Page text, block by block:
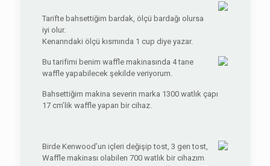
Tarifte bahsettiğim bardak, ölçü bardağı olursa
iyi olur.
Kenarındaki ölçü kısmında 1 cup diye yazar.
Bu tarifimi benim waffle makinasında 4 tane
waffle yapabilecek şekilde veriyorum.
Bahsettiğim makina severin marka 1300 watlık çapı
17 cm’lik waffle yapan bir cihaz.
Birde Kenwood’un içleri değişip tost, 3 gen tost,
Waffle makinası olabilen 700 watlık bir cihazım